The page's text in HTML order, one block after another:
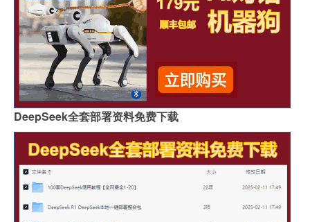
DeepSeek全套部署资料免费下载